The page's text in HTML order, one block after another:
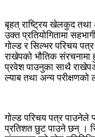
बृहत् राष्ट्रिय खेलकुद तथा
उक्त प्रतियोगितामा
गोल्ड र सिल्भर परिचय
राखेपको भौतिक संरचनामा
प्रवेश पाउनुका साथै
ल्याब तथा अन्य परीक्षणको
गोल्ड परिचय पत्र पाउनेले
प्रतिशत छुट पाउने छन् ।